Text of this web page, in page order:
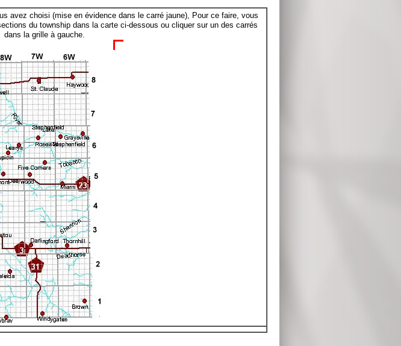
avez choisi (mise en évidence dans le carré jaune), Pour ce faire, vous
du township dans la carte ci-dessous ou cliquer sur un des carrés
dans la grille à gauche.